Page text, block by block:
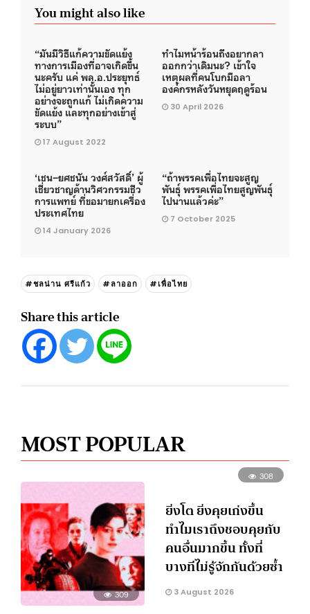
You might also like
“มันมีวิธีแก้ความขัดแย้ง
ทางการเมืองที่อาจเกิดขึ้น
นะครับ แค่ พล.อ.ประยุทธ์
ไม่อยู่ยาวเท่านั้นเอง ทุก
อย่างจะถูกแก้ ไม่เกิดความ
ขัดแย้ง และทุกอย่างเข้าสู่
ระบบ”
17 August 2022
ทำไมหน้าร้อนถึงอยากลา
ออกกว่าเดิมนะ? เข้าใจ
เหตุผลที่คนโบกมือลา
องค์กรหลังวันหยุดฤดูร้อน
30 April 2026
‘เชน–ยศชนัน วงศ์สวัสดิ์’ ผู้
เชี่ยวชาญด้านวิศวกรรมชีว
การแพทย์ ที่ขอมายกเครื่อง
ประเทศไทย
14 January 2026
“ถ้าพรรคเพื่อไทยจะสูญ
พันธุ์ พรรคเพื่อไทยสูญพันธุ์
ไปนานแล้วค่ะ”
7 October 2025
#ชลน่าน ศรีแก้ว #ลาออก #เพื่อไทย
Share this article
MOST POPULAR
309
308
ยิ่งโต ยิ่งคุยเก่งขึ้น
ทำไมเราถึงชอบคุยกับ
คนอื่นมากขึ้น ทั้งที่
บางทีไม่รู้จักกันด้วยซ้ำ
3 August 2026